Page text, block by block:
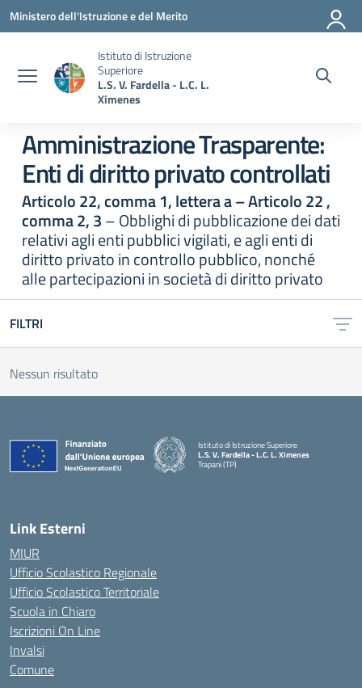
Vai ai contenuti
Vai al menu di navigazione
Vai al footer
Ministero dell'Istruzione e del Merito
Istituto di Istruzione
Superiore
L.S. V. Fardella - L.C. L.
Ximenes
Amministrazione Trasparente:
Enti di diritto privato controllati
Articolo 22, comma 1, lettera a – Articolo 22 ,
comma 2, 3– Obblighi di pubblicazione dei dati
relativi agli enti pubblici vigilati, e agli enti di
diritto privato in controllo pubblico, nonché
alle partecipazioni in società di diritto privato
FILTRI
Nessun risultato
Istituto di Istruzione Superiore
L.S. V. Fardella - L.C. L. Ximenes
Trapani (TP)
Link Esterni
MIUR
Ufficio Scolastico Regionale
Ufficio Scolastico Territoriale
Scuola in Chiaro
Iscrizioni On Line
Invalsi
Comune